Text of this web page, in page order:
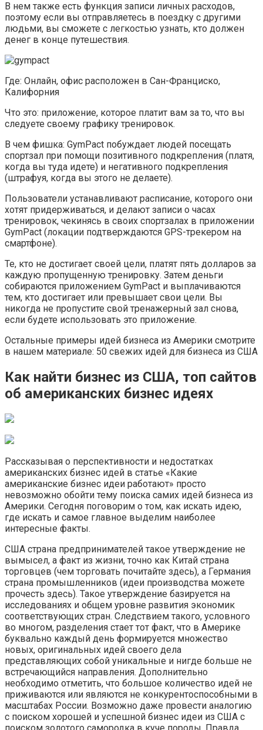
В нем также есть функция записи личных расходов,
поэтому если вы отправляетесь в поездку с другими
людьми, вы сможете с легкостью узнать, кто должен
денег в конце путешествия.
Где: Онлайн, офис расположен в Сан-Франциско,
Калифорния
Что это: приложение, которое платит вам за то, что вы
следуете своему графику тренировок.
В чем фишка: GymPact побуждает людей посещать
спортзал при помощи позитивного подкрепления (платя,
когда вы туда идете) и негативного подкрепления
(штрафуя, когда вы этого не делаете).
Пользователи устанавливают расписание, которого они
хотят придерживаться, и делают записи о часах
тренировок, чекинясь в своих спортзалах в приложении
GymPact (локации подтверждаются GPS-трекером на
смартфоне).
Те, кто не достигает своей цели, платят пять долларов за
каждую пропущенную тренировку. Затем деньги
собираются приложением GymPact и выплачиваются
тем, кто достигает или превышает свои цели. Вы
никогда не пропустите свой тренажерный зал снова,
если будете использовать это приложение.
Остальные примеры идей бизнеса из Америки смотрите
в нашем материале: 50 свежих идей для бизнеса из США
Как найти бизнес из США, топ сайтов
об американских бизнес идеях
Рассказывая о перспективности и недостатках
американских бизнес идей в статье «Какие
американские бизнес идеи работают» просто
невозможно обойти тему поиска самих идей бизнеса из
Америки. Сегодня поговорим о том, как искать идею,
где искать и самое главное выделим наиболее
интересные факты.
США страна предпринимателей такое утверждение не
вымысел, а факт из жизни, точно как Китай страна
торговцев (чем торговать почитайте здесь), а Германия
страна промышленников (идеи производства можете
прочесть здесь). Такое утверждение базируется на
исследованиях и общем уровне развития экономик
соответствующих стран. Следствием такого, условного
во многом, разделения стает тот факт, что в Америке
буквально каждый день формируется множество
новых, оригинальных идей своего дела
представляющих собой уникальные и нигде больше не
встречающийся направления. Дополнительно
необходимо отметить, что большое количество идей не
приживаются или являются не конкурентоспособными в
масштабах России. Возможно даже провести аналогию
с поиском хорошей и успешной бизнес идеи из США с